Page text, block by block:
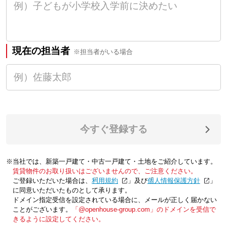
現在の担当者 ※担当者がいる場合
今すぐ登録する
※当社では、新築一戸建て・中古一戸建て・土地をご紹介しています。
賃貸物件のお取り扱いはございませんので、ご注意ください。
ご登録いただいた場合は、「利用規約 」及び「個人情報保護方針
」
に同意いただいたものとして承ります。
ドメイン指定受信を設定されている場合に、メールが正しく届かない
ことがございます。
「@openhouse-group.com」のドメインを受信で
きるように設定してください。